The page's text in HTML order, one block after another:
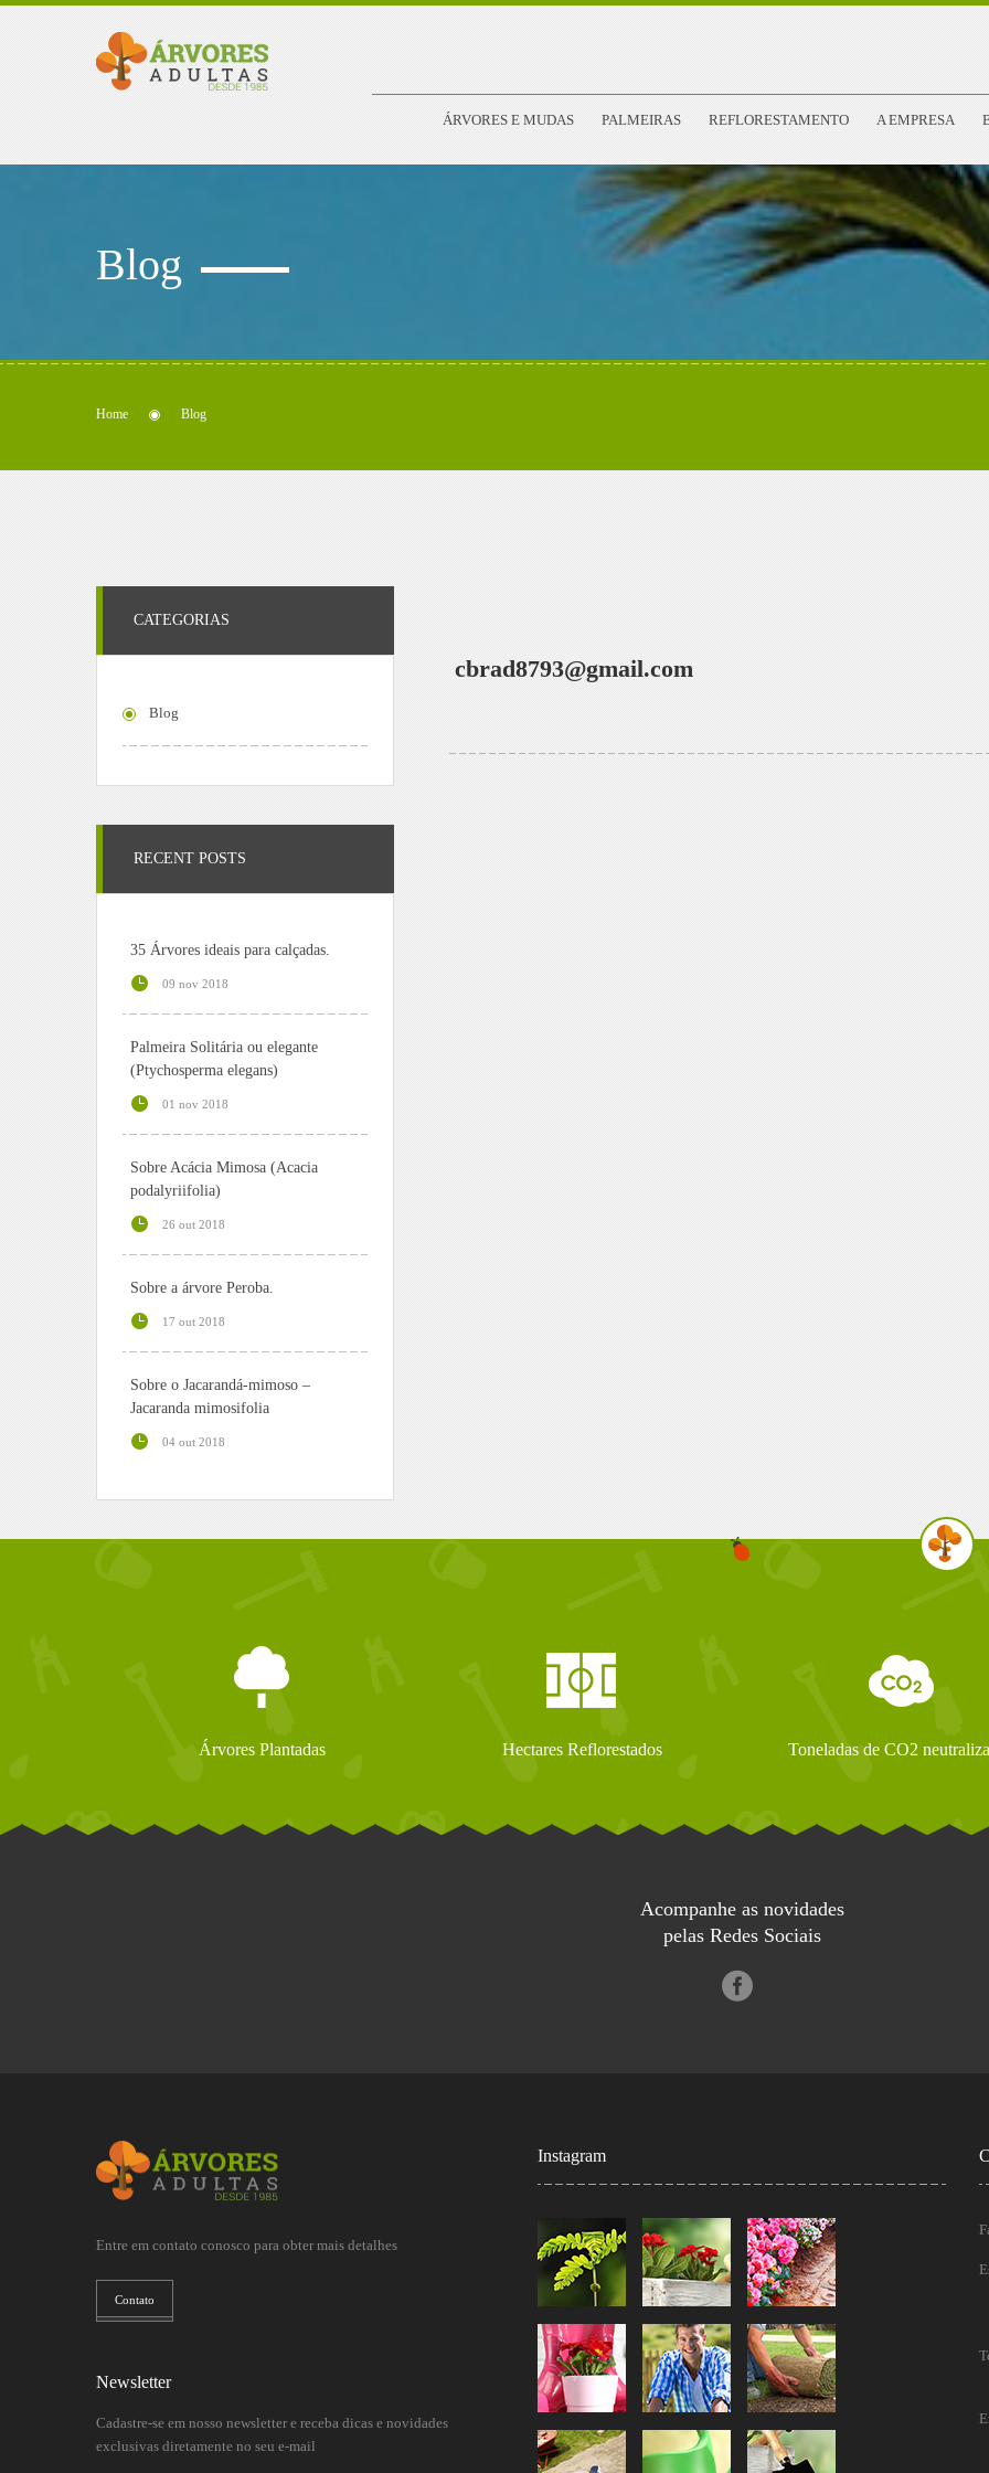
ÁRVORES E MUDAS PALMEIRAS REFLORESTAMENTO A EMPRESA
Blog
Home Blog
cbrad8793@gmail.com
CATEGORIAS
Blog
RECENT POSTS
35 Árvores ideais para calçadas.
09 nov 2018
Palmeira Solitária ou elegante
(Ptychosperma elegans)
01 nov 2018
Sobre Acácia Mimosa (Acacia
podalyriifolia)
26 out 2018
Sobre a árvore Peroba.
17 out 2018
Sobre o Jacarandá-mimoso –
Jacaranda mimosifolia
04 out 2018
Árvores Plantadas Hectares Reflorestados Toneladas de CO2
Acompanhe as novidades
pelas Redes Sociais
Entre em contato conosco para obter mais detalhes
Contato
Newsletter
Cadastre-se em nosso newsletter e receba dicas e novidades
exclusivas diretamente no seu e-mail
Instagram